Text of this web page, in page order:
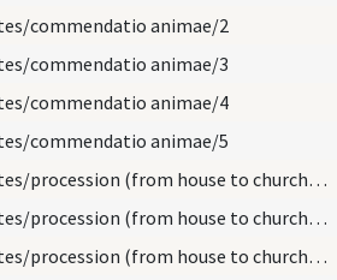
commendatio animae/2
commendatio animae/3
commendatio animae/4
commendatio animae/5
exodiastic rites/procession (from house to church)/4
exodiastic rites/procession (from house to church)/18
exodiastic rites/procession (from house to church)/17